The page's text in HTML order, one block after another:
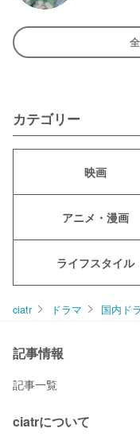
カテゴリー
映画
アニメ・漫画
ライフスタイル
ciatr ドラマ 国内ド
記事情報
記事一覧
ciatrについて